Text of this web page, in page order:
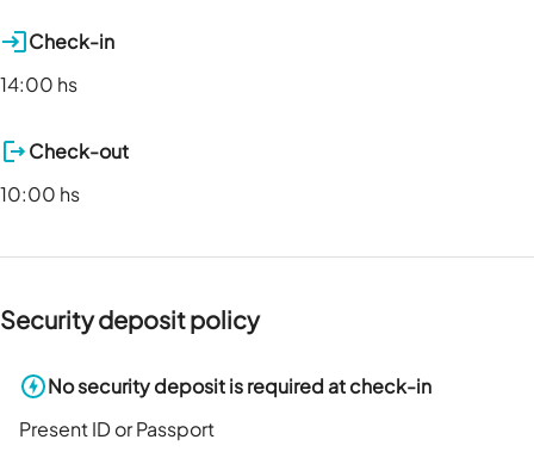
Check-in
14:00 hs
Check-out
10:00 hs
Security deposit policy
No security deposit is required at check-in
Present ID or Passport